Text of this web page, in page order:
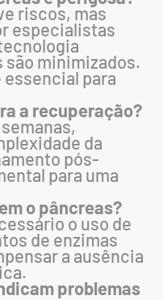
riscos, mas
especialistas
são minimizados.
essencial para
a recuperação?
da
pós-
para uma
o pâncreas?
o uso de
de enzimas
a ausência
problemas